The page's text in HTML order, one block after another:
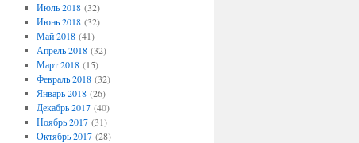
Июль 2018(32)
Июнь 2018(32)
Май 2018(41)
Апрель 2018(32)
Март 2018(15)
Февраль 2018(32)
Январь 2018(26)
Декабрь 2017(40)
Ноябрь 2017(31)
Октябрь 2017(28)